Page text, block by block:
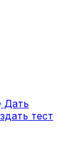
Дать
тест